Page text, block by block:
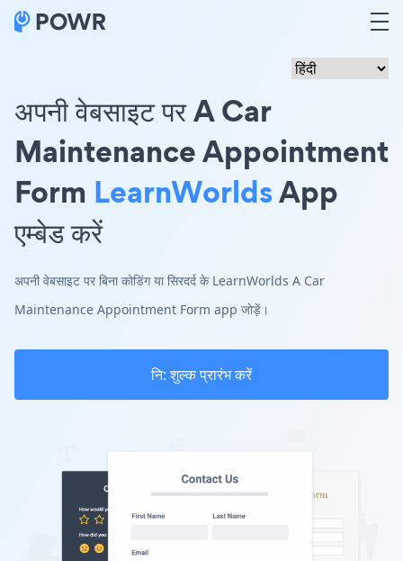
अपनी वेबसाइट पर A Car
Maintenance Appointment
Form LearnWorldsApp
एम्बेड करें
अपनी वेबसाइट पर बिना कोडिंग या सिरदर्द के LearnWorlds A Car
Maintenance Appointment Form app जोड़ें।
नि: शुल्क प्रारंभ करें